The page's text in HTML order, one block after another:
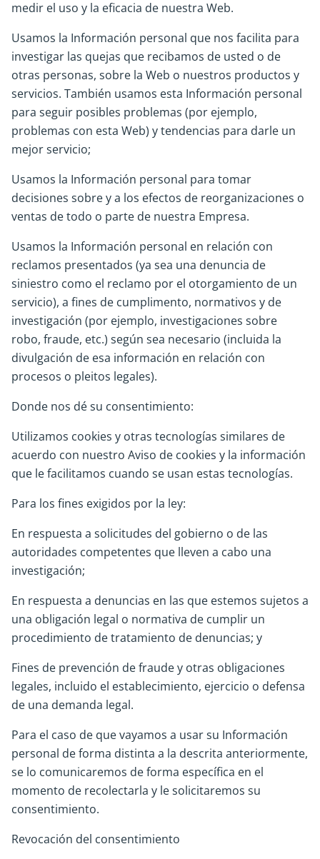
medir el uso y la eficacia de nuestra Web.
Usamos la Información personal que nos facilita para
investigar las quejas que recibamos de usted o de
otras personas, sobre la Web o nuestros productos y
servicios. También usamos esta Información personal
para seguir posibles problemas (por ejemplo,
problemas con esta Web) y tendencias para darle un
mejor servicio;
Usamos la Información personal para tomar
decisiones sobre y a los efectos de reorganizaciones o
ventas de todo o parte de nuestra Empresa.
Usamos la Información personal en relación con
reclamos presentados (ya sea una denuncia de
siniestro como el reclamo por el otorgamiento de un
servicio), a fines de cumplimento, normativos y de
investigación (por ejemplo, investigaciones sobre
robo, fraude, etc.) según sea necesario (incluida la
divulgación de esa información en relación con
procesos o pleitos legales).
Donde nos dé su consentimiento:
Utilizamos cookies y otras tecnologías similares de
acuerdo con nuestro Aviso de cookies y la información
que le facilitamos cuando se usan estas tecnologías.
Para los fines exigidos por la ley:
En respuesta a solicitudes del gobierno o de las
autoridades competentes que lleven a cabo una
investigación;
En respuesta a denuncias en las que estemos sujetos a
una obligación legal o normativa de cumplir un
procedimiento de tratamiento de denuncias; y
Fines de prevención de fraude y otras obligaciones
legales, incluido el establecimiento, ejercicio o defensa
de una demanda legal.
Para el caso de que vayamos a usar su Información
personal de forma distinta a la descrita anteriormente,
se lo comunicaremos de forma específica en el
momento de recolectarla y le solicitaremos su
consentimiento.
Revocación del consentimiento